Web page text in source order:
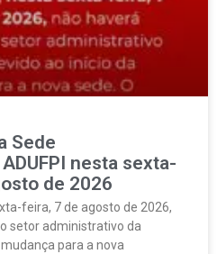
Sede
nesta sexta-
de 2026
feira, 7 de agosto de 2026,
setor administrativo da
para a nova